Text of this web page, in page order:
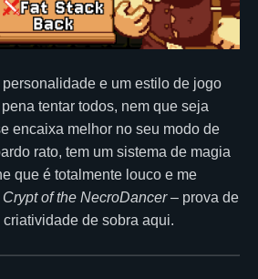
e um estilo de jogo
tentar todos, nem que seja
encaixa melhor no seu modo de
rato, tem um sistema de magia
que é totalmente louco e me
Crypt of the NecroDancer– prova de
de sobra aqui.